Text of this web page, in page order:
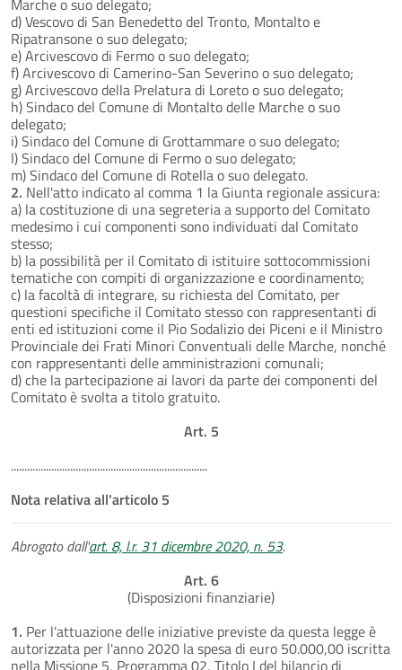
d) Vescovo di San Benedetto del Tronto, Montalto e
Ripatransone o suo delegato;
e) Arcivescovo di Fermo o suo delegato;
f) Arcivescovo di Camerino-San Severino o suo delegato;
g) Arcivescovo della Prelatura di Loreto o suo delegato;
h) Sindaco del Comune di Montalto delle Marche o suo
delegato;
i) Sindaco del Comune di Grottammare o suo delegato;
l) Sindaco del Comune di Fermo o suo delegato;
m) Sindaco del Comune di Rotella o suo delegato.
2. Nell'atto indicato al comma 1 la Giunta regionale assicura:
a) la costituzione di una segreteria a supporto del Comitato
medesimo i cui componenti sono individuati dal Comitato
stesso;
b) la possibilità per il Comitato di istituire sottocommissioni
tematiche con compiti di organizzazione e coordinamento;
c) la facoltà di integrare, su richiesta del Comitato, per
questioni specifiche il Comitato stesso con rappresentanti di
enti ed istituzioni come il Pio Sodalizio dei Piceni e il Ministro
Provinciale dei Frati Minori Conventuali delle Marche, nonché
con rappresentanti delle amministrazioni comunali;
d) che la partecipazione ai lavori da parte dei componenti del
Comitato è svolta a titolo gratuito.
Art. 5
.........................................................................
Nota relativa all'articolo 5
Abrogato dall'art. 8, l.r. 31 dicembre 2020, n. 53.
Art. 6
(Disposizioni finanziarie)
1. Per l'attuazione delle iniziative previste da questa legge è
autorizzata per l'anno 2020 la spesa di euro 50.000,00 iscritta
nella Missione 5, Programma 02, Titolo I del bilancio di